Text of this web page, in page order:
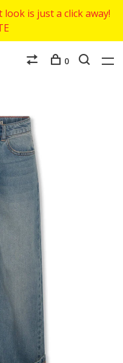
is just a click away!
0